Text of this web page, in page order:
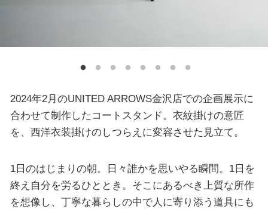
2024年2月のUNITED ARROWS金沢店での企画展示に
合わせて制作したコートスタンド。衣紋掛けの意匠
を、西洋衣装掛けのしつらえに変容させた見立て。
1日のはじまりの朝。日々誰かを思いやる瞬間。1日を
終え自分を労るひととき。そこにあるべき上質な所作
を想像し、丁寧な暮らしの中で人に寄り添う道具にも